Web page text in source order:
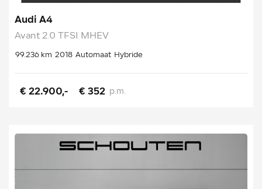
Audi A4
Avant 2.0 TFSI MHEV
99.236 km 2018 Automaat Hybride
€ 22.900,- € 352 p.m.